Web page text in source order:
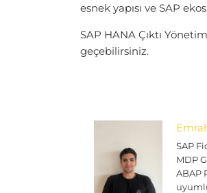
esnek yapısı ve SAP
SAP HANA Çıktı
geçebilirsiniz.
SAP
MDP
ABAP